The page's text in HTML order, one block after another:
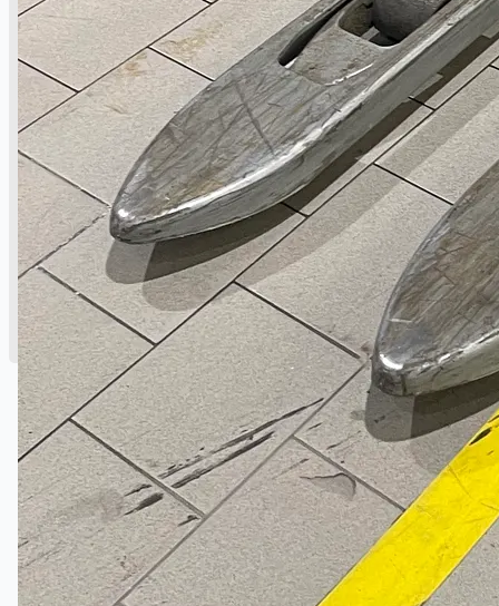
新聞稿
Toyota Australia Plant Sale
关于我们
公司名称
认证
博客
联系我们
团队
简体中文
English
日本語